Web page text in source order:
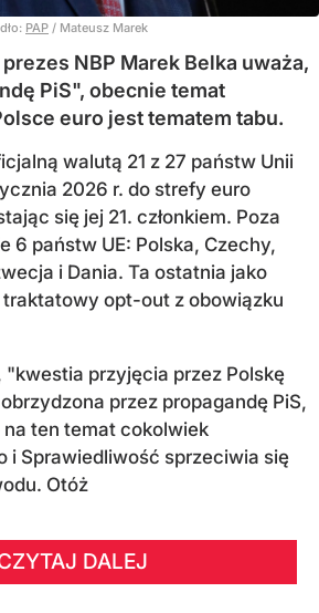
PAP / Mateusz Marek
prezes NBP Marek Belka uważa,
PiS", obecnie temat
euro jest tematem tabu.
walutą 21 z 27 państw Unii
2026 r. do strefy euro
się jej 21. członkiem. Poza
6 państw UE: Polska, Czechy,
i Dania. Ta ostatnia jako
opt-out z obowiązku
"kwestia przyjęcia przez Polskę
przez propagandę PiS,
ten temat cokolwiek
i Sprawiedliwość sprzeciwia się
Otóż
DALEJ